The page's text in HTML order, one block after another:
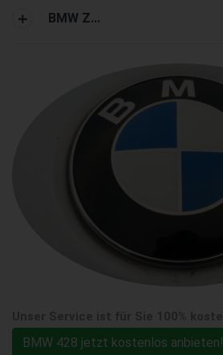
BMW Z...
BMW 428 jetzt kostenlos anbieten!